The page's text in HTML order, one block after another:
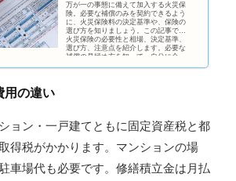
万が一の事態に備えて加入する火災保
険。必要な補償のみを契約できるよう
に、火災保険料の決定基準や、保険の
選び方を知りましょう。この記事では
火災保険の必要性と相場、決定基準、
選び方、注意点を紹介します。必要な
補償の見極め方を知って、自分に合っ
用の違い
ョン・一戸建てともに固定資産税と都
得税がかかります。マンションの場
車場代も必要です。修繕積立金は月払